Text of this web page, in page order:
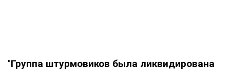
"Группа штурмовиков была ликвидирована